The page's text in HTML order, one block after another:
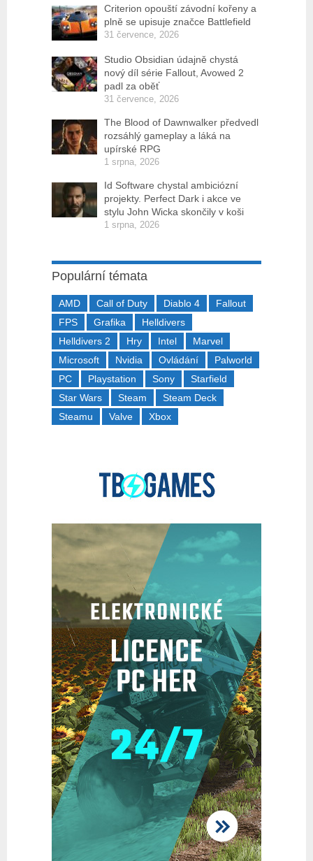
Criterion opouští závodní kořeny a
plně se upisuje značce Battlefield
31 července, 2026
Studio Obsidian údajně chystá
nový díl série Fallout, Avowed 2
padl za oběť
31 července, 2026
The Blood of Dawnwalker předvedl
rozsáhlý gameplay a láká na
upírské RPG
1 srpna, 2026
Id Software chystal ambiciózní
projekty. Perfect Dark i akce ve
stylu John Wicka skončily v koši
1 srpna, 2026
Populární témata
AMD Call of Duty Diablo 4
Fallout
FPS
Grafika
Helldivers
Helldivers 2
Hry Intel
Marvel
Microsoft
Nvidia Ovládání
Palworld
PC
Playstation Sony
Starfield
Star Wars
Steam
Steam Deck
Steamu
Valve Xbox